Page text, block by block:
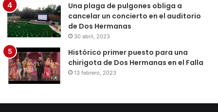
Una plaga de pulgones obliga a
cancelar un concierto en el auditorio
de Dos Hermanas
30 abril, 2023
Histórico primer puesto para una
chirigota de Dos Hermanas en el Falla
13 febrero, 2023